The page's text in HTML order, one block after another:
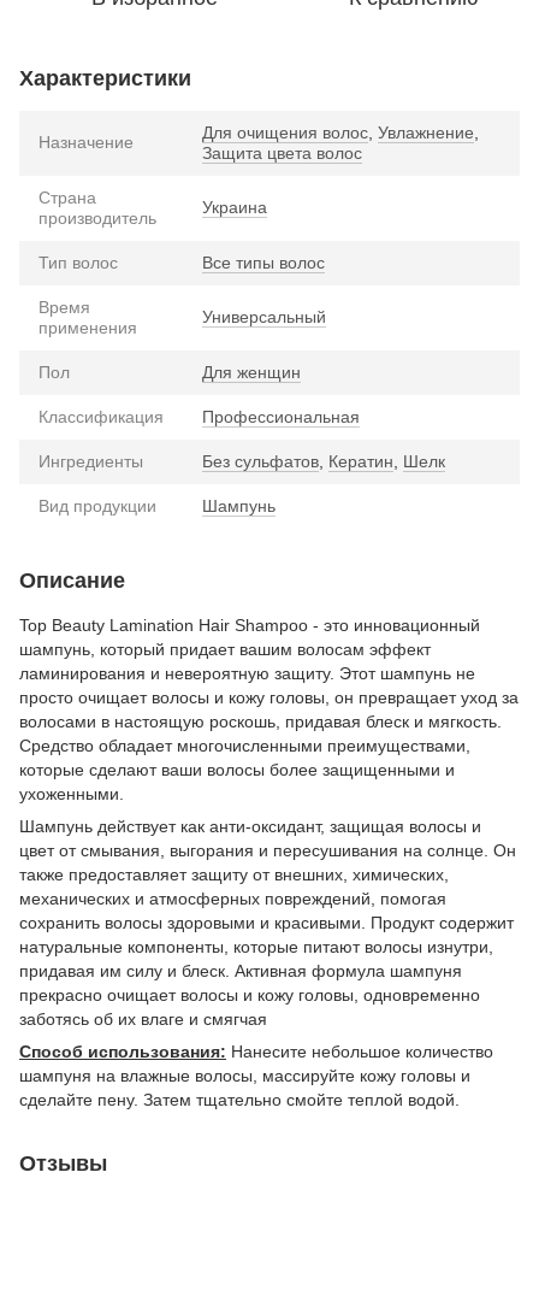
Характеристики
Назначение Для очищения волос, Увлажнение,
Защита цвета волос
Страна
производитель
Украина
Тип волос Все типы волос
Время
применения
Универсальный
Пол Для женщин
Классификация Профессиональная
Ингредиенты Без сульфатов, Кератин, Шелк
Вид продукции Шампунь
Описание
Top Beauty Lamination Hair Shampoo - это инновационный
шампунь, который придает вашим волосам эффект
ламинирования и невероятную защиту. Этот шампунь не
просто очищает волосы и кожу головы, он превращает уход за
волосами в настоящую роскошь, придавая блеск и мягкость.
Средство обладает многочисленными преимуществами,
которые сделают ваши волосы более защищенными и
ухоженными.
Шампунь действует как анти-оксидант, защищая волосы и
цвет от смывания, выгорания и пересушивания на солнце. Он
также предоставляет защиту от внешних, химических,
механических и атмосферных повреждений, помогая
сохранить волосы здоровыми и красивыми. Продукт содержит
натуральные компоненты, которые питают волосы изнутри,
придавая им силу и блеск. Активная формула шампуня
прекрасно очищает волосы и кожу головы, одновременно
заботясь об их влаге и смягчая
Способ использования: Нанесите небольшое количество
шампуня на влажные волосы, массируйте кожу головы и
сделайте пену. Затем тщательно смойте теплой водой.
Отзывы